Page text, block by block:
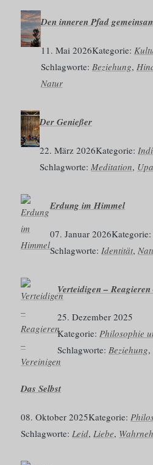
Den inneren Pfad
11. Mai 2026Kategorie:
Schlagworte: Beziehung,
Natur
Der Genießer
22. März 2026Kategorie:
Schlagworte: Meditation,
Erdung im Himmel
07. Januar 2026Kategorie:
Schlagworte: Identität,
Verteidigen –
25. Dezember 2025
Kategorie:Philosophie
Schlagworte:Beziehung,
Das Selbst
08. Oktober 2025Kategorie:
Schlagworte:Leid, Liebe,